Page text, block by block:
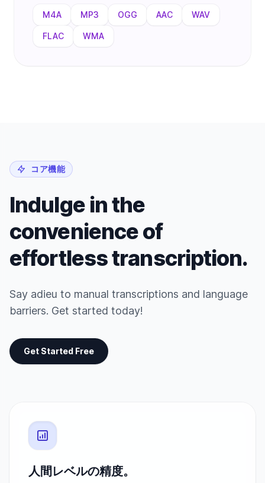
M4A MP3 OGG AAC WAV
FLAC WMA
コア機能
Indulge in the
convenience of
effortless transcription.
Say adieu to manual transcriptions and language
barriers. Get started today!
Get Started Free
人間レベルの精度。